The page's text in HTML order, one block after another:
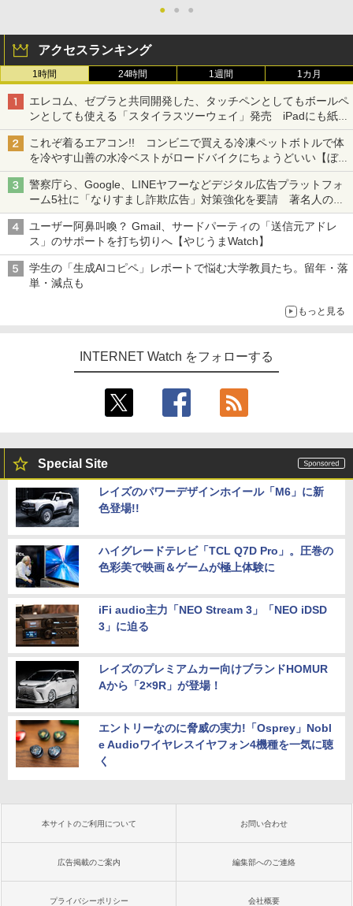
● ● ●
アクセスランキング
1時間 24時間 1週間 1カ月
エレコム、ゼブラと共同開発した、タッチペンとしてもボールペ
ンとしても使える「スタイラスツーウェイ」発売 iPadにも紙に
も、持ち替えずに書き込める
これぞ着るエアコン!! コンビニで買える冷凍ペットボトルで体
を冷やす山善の水冷ベストがロードバイクにちょうどいい【ぼっ
ち・ざ・ろーど！その14】【空いた時間でなにしてる？】
警察庁ら、Google、LINEヤフーなどデジタル広告プラットフォ
ーム5社に「なりすまし詐欺広告」対策強化を要請 著名人の写
真や映像を使った投資詐欺などへの対策として
ユーザー阿鼻叫喚？ Gmail、サードパーティの「送信元アドレ
ス」のサポートを打ち切りへ【やじうまWatch】
学生の「生成AIコピペ」レポートで悩む大学教員たち。留年・落
単・減点も
もっと見る
INTERNET Watch をフォローする
Special Site
レイズのパワーデザインホイール「M6」に新
色登場!!
ハイグレードテレビ「TCL Q7D Pro」。圧巻の
色彩美で映画＆ゲームが極上体験に
iFi audio主力「NEO Stream 3」「NEO iDSD
3」に迫る
レイズのプレミアムカー向けブランドHOMUR
Aから「2×9R」が登場！
エントリーなのに脅威の実力!「Osprey」Nobl
e Audioワイヤレスイヤフォン4機種を一気に聴
く
本サイトのご利用について お問い合わせ
広告掲載のご案内 編集部へのご連絡
プライバシーポリシー 会社概要